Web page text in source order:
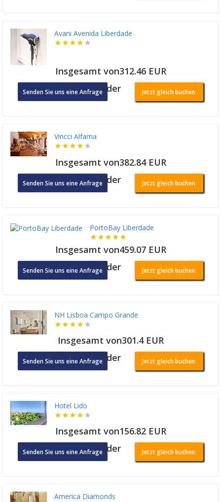
Avani Avenida Liberdade
Insgesamt von312.46 EUR
Senden Sie uns eine Anfrageoder Jetzt gleich buchen
Vincci Alfama
Insgesamt von382.84 EUR
Senden Sie uns eine Anfrageoder Jetzt gleich buchen
PortoBay Liberdade
Insgesamt von459.07 EUR
Senden Sie uns eine Anfrageoder Jetzt gleich buchen
NH Lisboa Campo Grande
Insgesamt von301.4 EUR
Senden Sie uns eine Anfrageoder Jetzt gleich buchen
Hotel Lido
Insgesamt von156.82 EUR
Senden Sie uns eine Anfrageoder Jetzt gleich buchen
America Diamonds